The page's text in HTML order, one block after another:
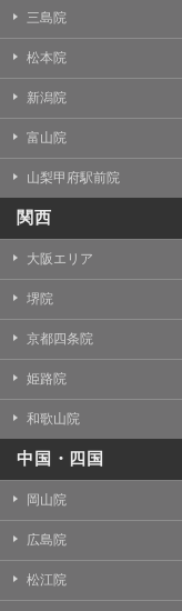
三島院
松本院
新潟院
富山院
山梨甲府駅前院
関西
大阪エリア
堺院
京都四条院
姫路院
和歌山院
中国・四国
岡山院
広島院
松江院